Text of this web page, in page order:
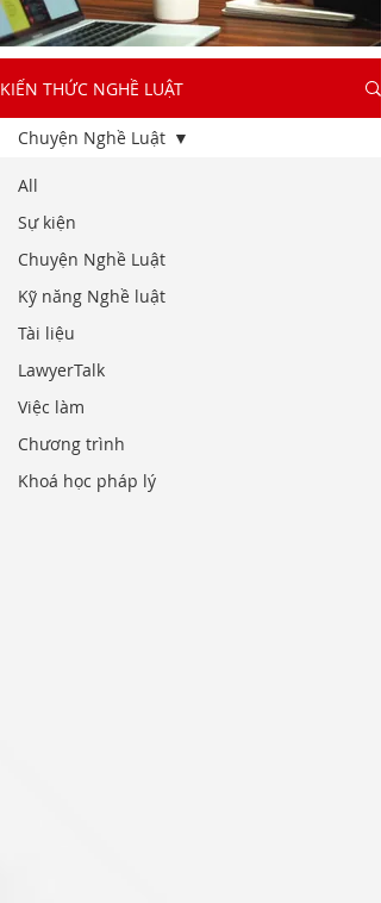
KIẾN THỨC NGHỀ LUẬT
All
Sự kiện
Chuyện Nghề Luật
Kỹ năng Nghề luật
Tài liệu
LawyerTalk
Việc làm
Chương trình
Khoá học pháp lý
Chuyện Nghề Luật